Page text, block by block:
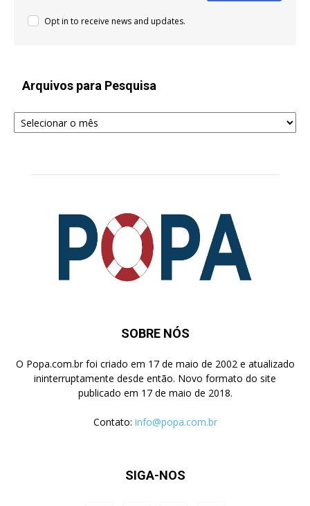
Opt in to receive news and updates.
Arquivos para Pesquisa
Arquivos
para
SOBRE NÓS
O Popa.com.br foi criado em 17 de maio de 2002 e atualizado
ininterruptamente desde então. Novo formato do site
publicado em 17 de maio de 2018.
Contato: info@popa.com.br
SIGA-NOS